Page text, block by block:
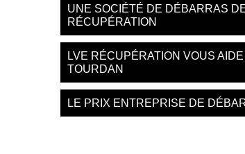
UNE SOCIÉTÉ DE DÉBARRAS
RÉCUPÉRATION
LVE RÉCUPÉRATION VOUS
TOURDAN
LE PRIX ENTREPRISE DE